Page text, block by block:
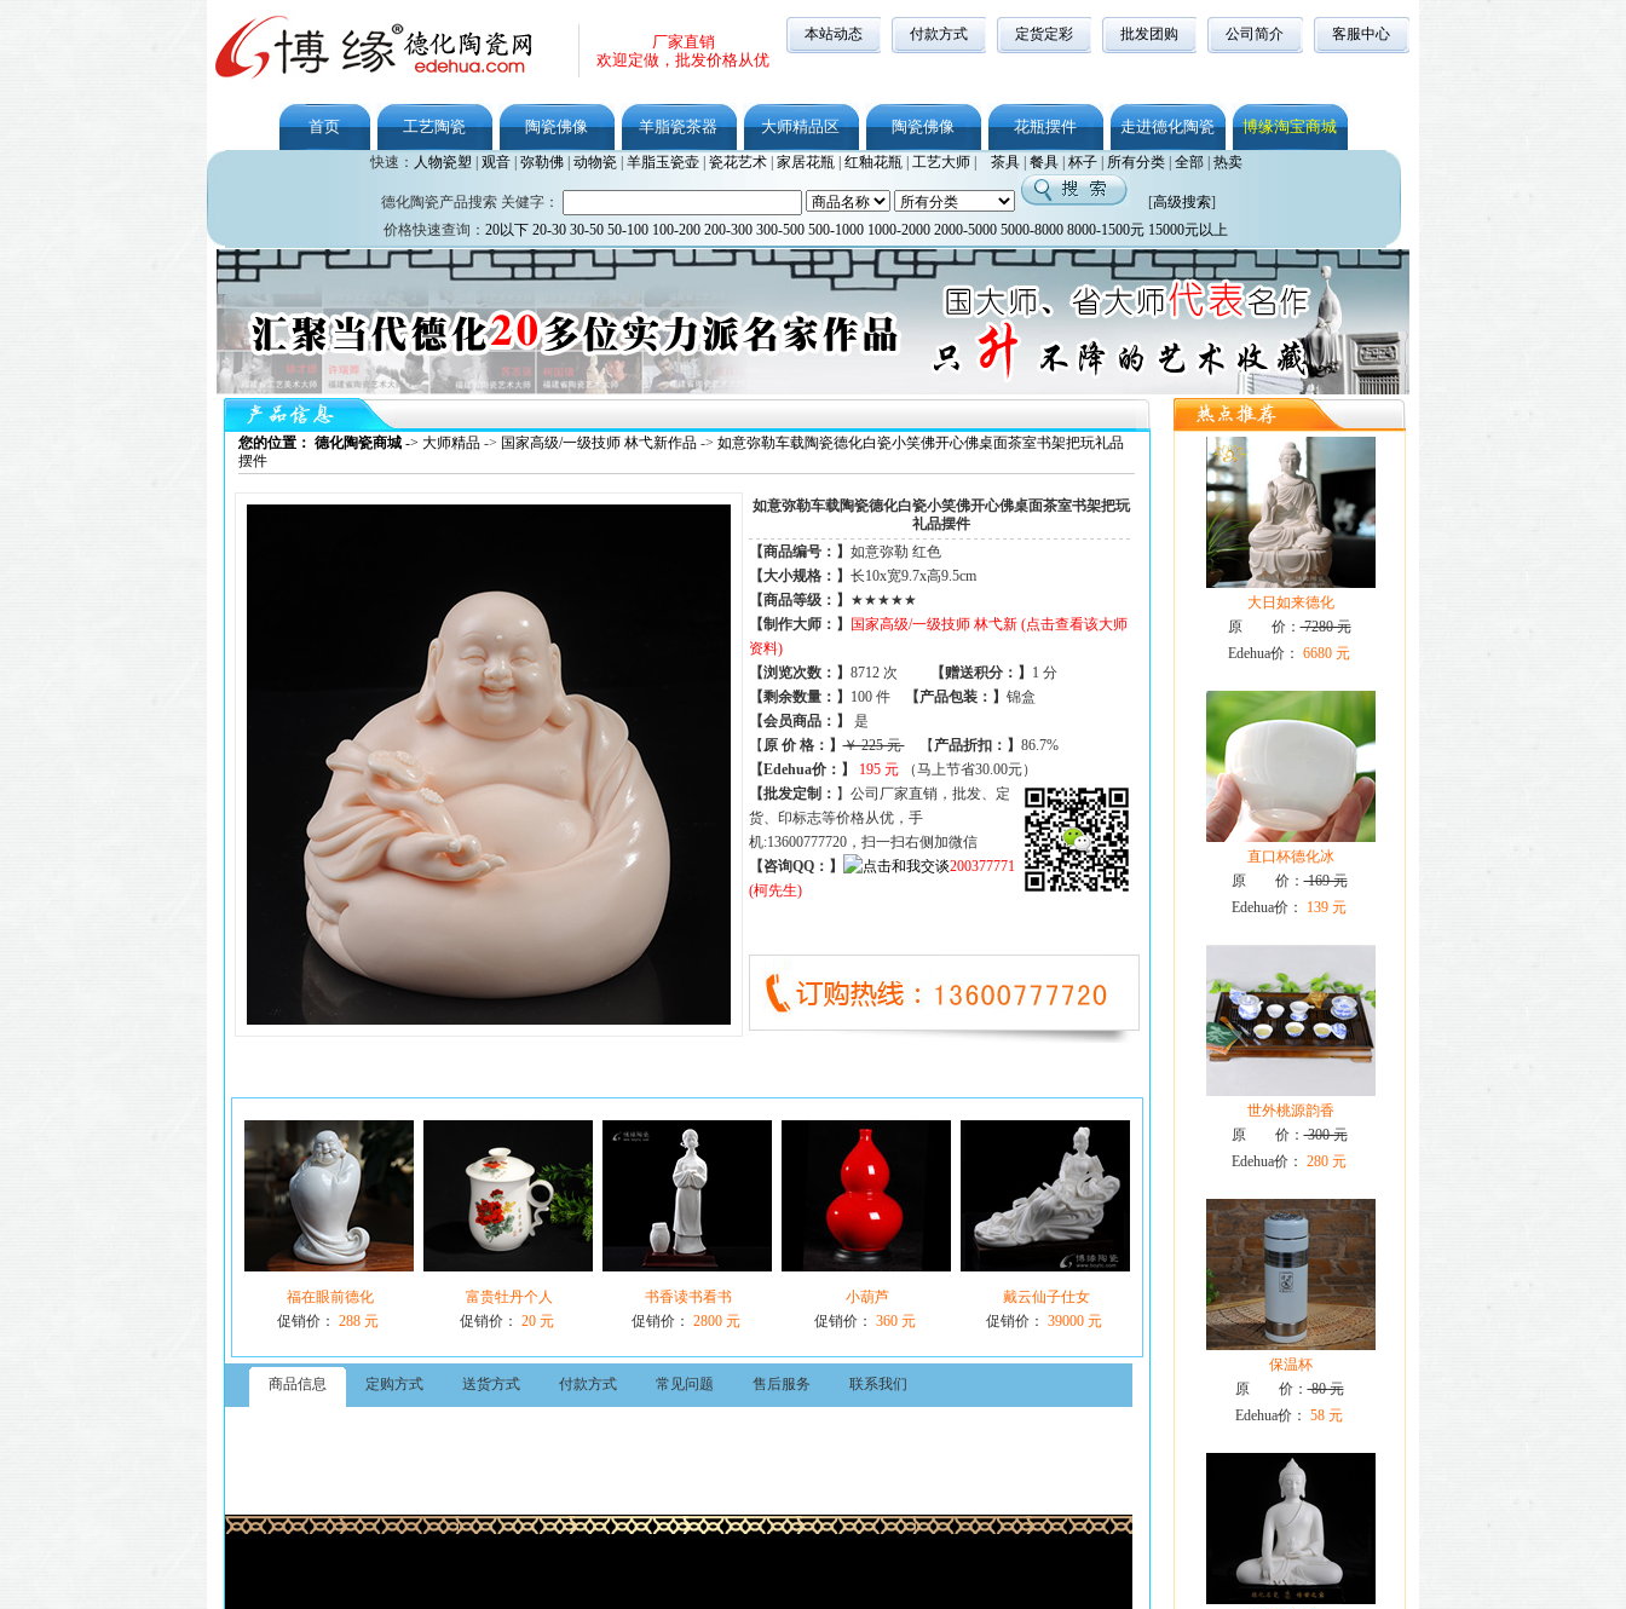
厂家直销
欢迎定做，批发价格从优
本站动态 付款方式 定货定彩 批发团购 公司简介 客服中心
首页 工艺陶瓷 陶瓷佛像 羊脂瓷茶器 大师精品区 陶瓷佛像 花瓶摆件 走进德化陶瓷 博缘淘宝商城
快速： 人物瓷塑 观音| 弥勒佛| 动物瓷| 羊脂玉瓷壶| 瓷花艺术| 家居花瓶| 红釉花瓶| 工艺大师| 茶具| 餐具| 杯子| 所有分类| 全部| 热卖
德化陶瓷产品搜索 关健字： [高级搜索]
价格快速查询： 20以下 20-30 30-50 50-100 100-200 200-300 300-500 500-1000 1000-2000 2000-5000 5000-8000 8000-1500元 15000元以上
您的位置： 德化陶瓷商城 -> 大师精品 -> 国家高级/一级技师 林弋新作品 -> 如意弥勒车载陶瓷德化白瓷小笑佛开心佛桌面茶室书架把玩礼品
摆件
如意弥勒车载陶瓷德化白瓷小笑佛开心佛桌面茶室书架把玩
礼品摆件
【商品编号：】 如意弥勒 红色
【大小规格：】 长10x宽9.7x高9.5cm
【商品等级：】
★★★★★
【制作大师：】
国家高级/一级技师 林弋新 (点击查看该大师
资料)
【浏览次数：】 8712 次 【赠送积分：】
1 分
【剩余数量：】 100 件【产品包装：】 锦盒
【会员商品： 】
是
【 原 价 格： 】￥ 225 元【 产品折扣： 】 86.7%
【Edehua价：】
195 元
（马上节省30.00元）
【批发定制： 】公司厂家直销，批发、定
货、印标志等价格从优，手
机:13600777720，扫一扫右侧加微信
【咨询QQ：】
200377771
(柯先生)
福在眼前德化
促销价： 288 元
富贵牡丹个人
促销价： 20 元
书香读书看书
促销价： 2800 元
小葫芦
促销价： 360 元
戴云仙子仕女
促销价： 39000 元
商品信息 定购方式 送货方式 付款方式 常见问题 售后服务 联系我们
大日如来德化
原 价：7280 元
Edehua价： 6680 元
直口杯德化冰
原 价：169 元
Edehua价：
139 元
世外桃源韵香
原 价：300 元
Edehua价： 280 元
保温杯
原 价：80 元
Edehua价： 58 元